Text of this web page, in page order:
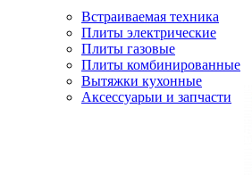
Встраиваемая техника
Плиты электрические
Плиты газовые
Плиты комбинированные
Вытяжки кухонные
Аксессуарыи и запчасти